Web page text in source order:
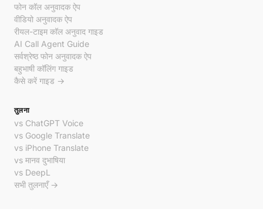
फोन कॉल अनुवादक ऐप
वीडियो अनुवादक ऐप
रीयल-टाइम कॉल अनुवाद गाइड
AI Call Agent Guide
सर्वश्रेष्ठ फोन अनुवादक ऐप
बहुभाषी कॉलिंग गाइड
कैसे करें गाइड →
तुलना
vs ChatGPT Voice
vs Google Translate
vs iPhone Translate
vs मानव दुभाषिया
vs DeepL
सभी तुलनाएँ →